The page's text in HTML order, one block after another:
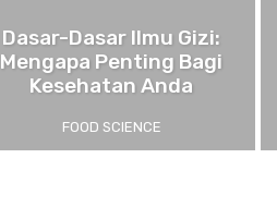
Dasar-Dasar Ilmu Gizi:
Mengapa Penting Bagi
Kesehatan Anda
FOOD SCIENCE